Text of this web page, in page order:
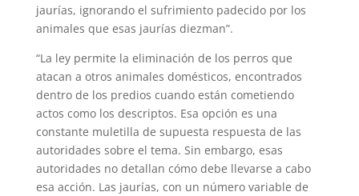
jaurías, ignorando el sufrimiento padecido por los
animales que esas jaurías diezman”.
“La ley permite la eliminación de los perros que
atacan a otros animales domésticos, encontrados
dentro de los predios cuando están cometiendo
actos como los descriptos. Esa opción es una
constante muletilla de supuesta respuesta de las
autoridades sobre el tema. Sin embargo, esas
autoridades no detallan cómo debe llevarse a cabo
esa acción. Las jaurías, con un número variable de